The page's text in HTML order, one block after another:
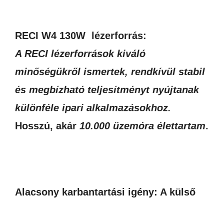
RECI W4 130W lézerforrás:
A RECI lézerforrások kiváló
minőségükről ismertek, rendkívül stabil
és megbízható teljesítményt nyújtanak
különféle ipari alkalmazásokhoz.
Hosszú, akár 10.000 üzemóra élettartam.
Alacsony karbantartási igény: A külső